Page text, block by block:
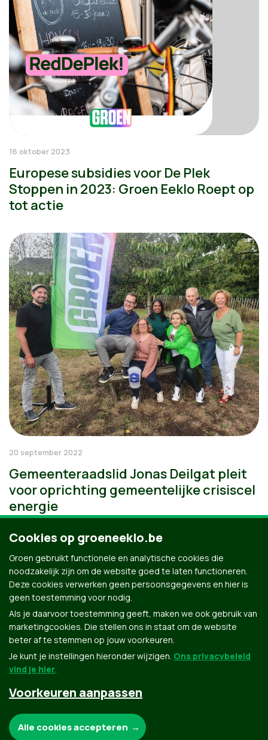
16 oktober 2023
Europese subsidies voor De Plek
Stoppen in 2023: Groen Eeklo Roept op
tot actie
20 september 2022
Gemeenteraadslid Jonas Deilgat pleit
voor oprichting gemeentelijke crisiscel
energie
Groen.be
Cookies op groeneeklo.be
Groen gebruikt functionele en analytische cookies die
noodzakelijk zijn om de website goed te laten functioneren.
Deze cookies verwerken geen persoonsgegevens en hier is
geen toestemming voor nodig.
Als je daarvoor toestemming geeft, maken we ook gebruik van
marketingcookies. Die stellen ons in staat om de website
beter af te stemmen op jouw voorkeuren.
Je kunt je instellingen hieronder wijzigen. Ons privacybeleid
vind je hier.
Voorkeuren aanpassen
Alle cookies accepteren